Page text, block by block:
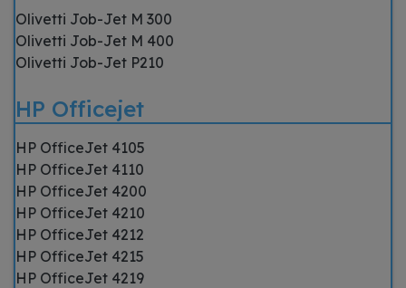
Olivetti Job-Jet M 300
Olivetti Job-Jet M 400
Olivetti Job-Jet P210
HP Officejet
HP OfficeJet 4105
HP OfficeJet 4110
HP OfficeJet 4200
HP OfficeJet 4210
HP OfficeJet 4212
HP OfficeJet 4215
HP OfficeJet 4219